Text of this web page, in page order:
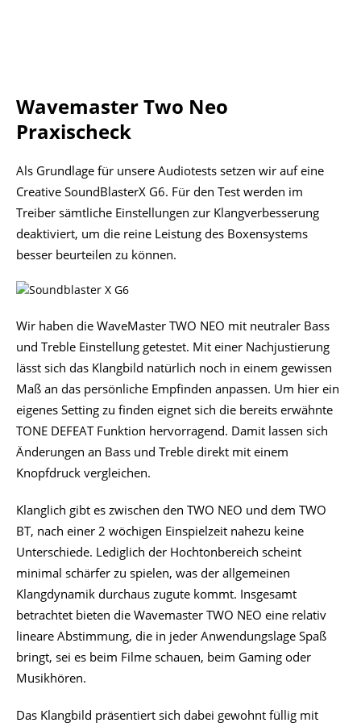
Wavemaster Two Neo
Praxischeck
Als Grundlage für unsere Audiotests setzen wir auf eine
Creative SoundBlasterX G6. Für den Test werden im
Treiber sämtliche Einstellungen zur Klangverbesserung
deaktiviert, um die reine Leistung des Boxensystems
besser beurteilen zu können.
Wir haben die WaveMaster TWO NEO mit neutraler Bass
und Treble Einstellung getestet. Mit einer Nachjustierung
lässt sich das Klangbild natürlich noch in einem gewissen
Maß an das persönliche Empfinden anpassen. Um hier ein
eigenes Setting zu finden eignet sich die bereits erwähnte
TONE DEFEAT Funktion hervorragend. Damit lassen sich
Änderungen an Bass und Treble direkt mit einem
Knopfdruck vergleichen.
Klanglich gibt es zwischen den TWO NEO und dem TWO
BT, nach einer 2 wöchigen Einspielzeit nahezu keine
Unterschiede. Lediglich der Hochtonbereich scheint
minimal schärfer zu spielen, was der allgemeinen
Klangdynamik durchaus zugute kommt. Insgesamt
betrachtet bieten die Wavemaster TWO NEO eine relativ
lineare Abstimmung, die in jeder Anwendungslage Spaß
bringt, sei es beim Filme schauen, beim Gaming oder
Musikhören.
Das Klangbild präsentiert sich dabei gewohnt füllig mit